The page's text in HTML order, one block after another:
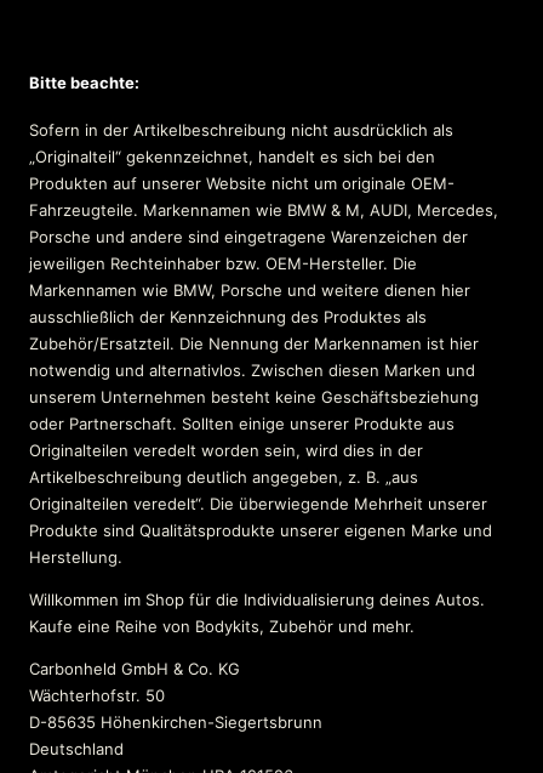
Bitte beachte:
Sofern in der Artikelbeschreibung nicht ausdrücklich als
„Originalteil“ gekennzeichnet, handelt es sich bei den
Produkten auf unserer Website nicht um originale OEM-
Fahrzeugteile. Markennamen wie BMW & M, AUDI, Mercedes,
Porsche und andere sind eingetragene Warenzeichen der
jeweiligen Rechteinhaber bzw. OEM-Hersteller. Die
Markennamen wie BMW, Porsche und weitere dienen hier
ausschließlich der Kennzeichnung des Produktes als
Zubehör/Ersatzteil. Die Nennung der Markennamen ist hier
notwendig und alternativlos. Zwischen diesen Marken und
unserem Unternehmen besteht keine Geschäftsbeziehung
oder Partnerschaft. Sollten einige unserer Produkte aus
Originalteilen veredelt worden sein, wird dies in der
Artikelbeschreibung deutlich angegeben, z. B. „aus
Originalteilen veredelt“. Die überwiegende Mehrheit unserer
Produkte sind Qualitätsprodukte unserer eigenen Marke und
Herstellung.
Willkommen im Shop für die Individualisierung deines Autos.
Kaufe eine Reihe von Bodykits, Zubehör und mehr.
Carbonheld GmbH & Co. KG
Wächterhofstr. 50
D-85635 Höhenkirchen-Siegertsbrunn
Deutschland